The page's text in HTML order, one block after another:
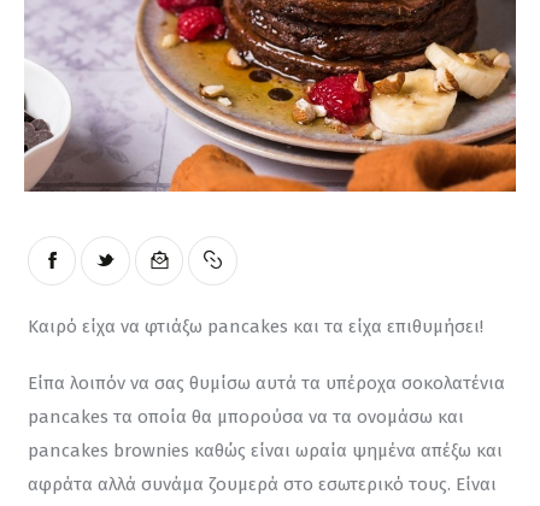
Καιρό είχα να φτιάξω pancakes και τα είχα επιθυμήσει!
Είπα λοιπόν να σας θυμίσω αυτά τα υπέροχα σοκολατένια
pancakes τα οποία θα μπορούσα να τα ονομάσω και
pancakes brownies καθώς είναι ωραία ψημένα απέξω και
αφράτα αλλά συνάμα ζουμερά στο εσωτερικό τους. Είναι